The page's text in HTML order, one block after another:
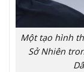
Một tạo hình
Sở Nhiên